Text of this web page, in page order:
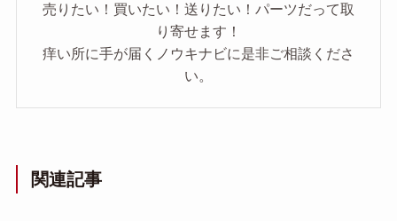
売りたい！買いたい！送りたい！パーツだって取
り寄せます！
痒い所に手が届くノウキナビに是非ご相談くださ
い。
関連記事